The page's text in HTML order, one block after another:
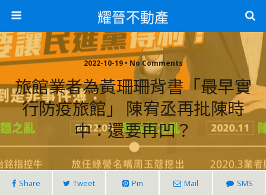
耀晉不動產
2022-10-19 • No Comments
旅館業者為黃珊珊背書「最早實
行防疫旅館」 陳宥丞再批陳時
中：還要再凹？
Share Tweet Pin Mail SMS